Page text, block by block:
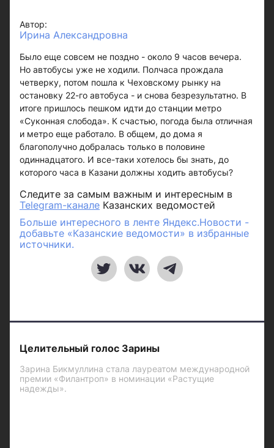
Автор:
Ирина Александровна
Было еще совсем не поздно - около 9 часов вечера.
Но автобусы уже не ходили. Полчаса прождала
четверку, потом пошла к Чеховскому рынку на
остановку 22-го автобуса - и снова безрезультатно. В
итоге пришлось пешком идти до станции метро
«Суконная слобода». К счастью, погода была отличная
и метро еще работало. В общем, до дома я
благополучно добралась только в половине
одиннадцатого. И все-таки хотелось бы знать, до
которого часа в Казани должны ходить автобусы?
Следите за самым важным и интересным в
Telegram-канале Казанских ведомостей
Больше интересного в ленте Яндекс.Новости -
добавьте «Казанские ведомости» в избранные
источники.
Целительный голос Зарины
Зарина Бикмуллина стала лауреатом международной
премии «Филантроп» в номинации «Растущие
надежды».